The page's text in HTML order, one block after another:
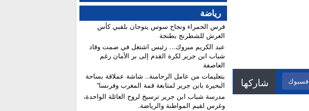
رياضة
فرس الحمراء ونجاح سوس يتوجان بلقبي كأس
العرش للشطرنج بطنجة
عبد الكريم مبروك… رئيس اشتغل في صمت وقاد
شباب ابن جرير لكرة القدم إلى بر الأمان رغم
العاصفة
بتعليمات من عامل الرحامنة.. شاشة عملاقة بساحة
البحيرة بابن جرير لمتابعة قمة المغرب وفرنسا”
​مدرسة شباب ابن جرير ترسيخ لروح العائلة الواحدة،
وغرس لقيم المواطنة والرياضة.
شاركها فسبوك